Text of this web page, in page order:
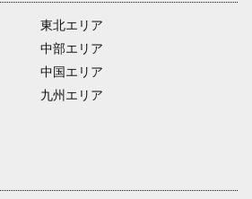
東北エリア
中部エリア
中国エリア
九州エリア